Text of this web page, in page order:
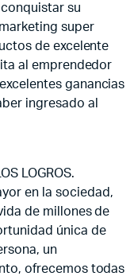
su
super
de excelente
al emprendedor
ganancias
ingresado al
LOGROS.
en la sociedad,
de millones de
única de
un
ofrecemos todas